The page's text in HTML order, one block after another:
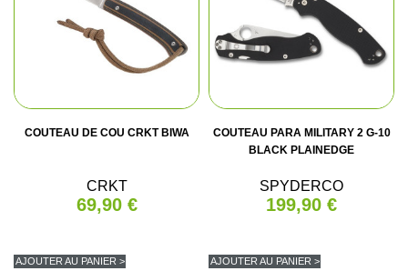
(1 avis)
COUTEAU DE COU CRKT BIWA
CRKT
69,90 €
AJOUTER AU PANIER >
COUTEAU PARA MILITARY 2 G-10
BLACK PLAINEDGE
SPYDERCO
199,90 €
AJOUTER AU PANIER >